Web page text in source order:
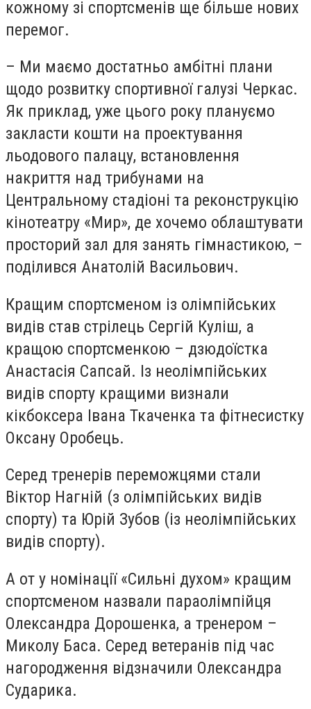
кожному зі спортсменів ще більше нових
перемог.
– Ми маємо достатньо амбітні плани
щодо розвитку спортивної галузі Черкас.
Як приклад, уже цього року плануємо
закласти кошти на проектування
льодового палацу, встановлення
накриття над трибунами на
Центральному стадіоні та реконструкцію
кінотеатру «Мир», де хочемо облаштувати
просторий зал для занять гімнастикою, –
поділився Анатолій Васильович.
Кращим спортсменом із олімпійських
видів став стрілець Сергій Куліш, а
кращою спортсменкою – дзюдоїстка
Анастасія Сапсай. Із неолімпійських
видів спорту кращими визнали
кікбоксера Івана Ткаченка та фітнесистку
Оксану Оробець.
Серед тренерів переможцями стали
Віктор Нагній (з олімпійських видів
спорту) та Юрій Зубов (із неолімпійських
видів спорту).
А от у номінації «Сильні духом» кращим
спортсменом назвали параолімпійця
Олександра Дорошенка, а тренером –
Миколу Баса. Серед ветеранів під час
нагородження відзначили Олександра
Сударика.